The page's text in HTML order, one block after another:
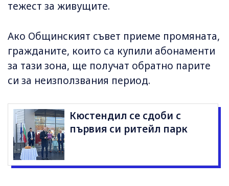
тежест за живущите.
Ако Общинският съвет приеме промяната,
гражданите, които са купили абонаменти
за тази зона, ще получат обратно парите
си за неизползвания период.
Кюстендил се сдоби с
първия си ритейл парк